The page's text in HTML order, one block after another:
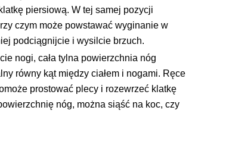
piersiową. W tej samej pozycji
czym może powstawać wyginanie w
podciągnijcie i wysilcie brzuch.
nogi, cała tylna powierzchnia nóg
równy kąt między ciałem i nogami. Ręce
prostować plecy i rozewrzeć klatkę
nóg, można siąść na koc, czy